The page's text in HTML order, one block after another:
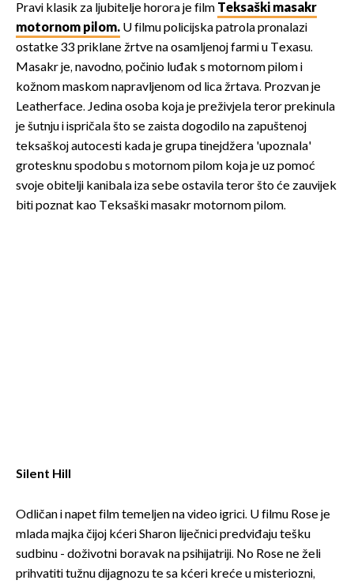
Pravi klasik za ljubitelje horora je film Teksaški masakr
motornom pilom. U filmu policijska patrola pronalazi
ostatke 33 priklane žrtve na osamljenoj farmi u Texasu.
Masakr je, navodno, počinio luđak s motornom pilom i
kožnom maskom napravljenom od lica žrtava. Prozvan je
Leatherface. Jedina osoba koja je preživjela teror prekinula
je šutnju i ispričala što se zaista dogodilo na zapuštenoj
teksaškoj autocesti kada je grupa tinejdžera 'upoznala'
grotesknu spodobu s motornom pilom koja je uz pomoć
svoje obitelji kanibala iza sebe ostavila teror što će zauvijek
biti poznat kao Teksaški masakr motornom pilom.
Silent Hill
Odličan i napet film temeljen na video igrici. U filmu Rose je
mlada majka čijoj kćeri Sharon liječnici predviđaju tešku
sudbinu - doživotni boravak na psihijatriji. No Rose ne želi
prihvatiti tužnu dijagnozu te sa kćeri kreće u misteriozni,